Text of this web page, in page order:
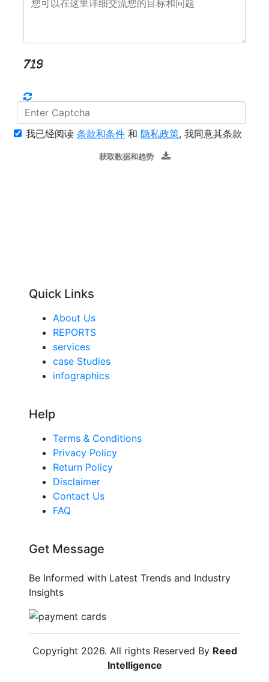
我已经阅读 条款和条件 和 隐私政策, 我同意其条款
获取数据和趋势
Quick Links
About Us
REPORTS
services
case Studies
infographics
Help
Terms & Conditions
Privacy Policy
Return Policy
Disclaimer
Contact Us
FAQ
Get Message
Be Informed with Latest Trends and Industry
Insights
Copyright 2026. All rights Reserved By Reed
Intelligence